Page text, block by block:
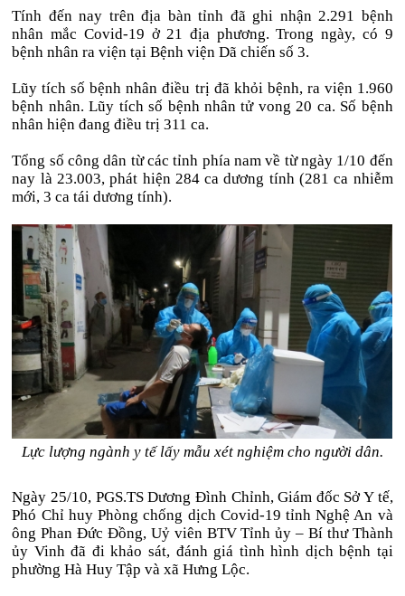
Tính đến nay trên địa bàn tỉnh đã ghi nhận 2.291 bệnh
nhân mắc Covid-19 ở 21 địa phương. Trong ngày, có 9
bệnh nhân ra viện tại Bệnh viện Dã chiến số 3.
Lũy tích số bệnh nhân điều trị đã khỏi bệnh, ra viện 1.960
bệnh nhân. Lũy tích số bệnh nhân tử vong 20 ca. Số bệnh
nhân hiện đang điều trị 311 ca.
Tổng số công dân từ các tỉnh phía nam về từ ngày 1/10 đến
nay là 23.003, phát hiện 284 ca dương tính (281 ca nhiễm
mới, 3 ca tái dương tính).
Lực lượng ngành y tế lấy mẫu xét nghiệm cho người dân.
Ngày 25/10, PGS.TS Dương Đình Chỉnh, Giám đốc Sở Y tế,
Phó Chỉ huy Phòng chống dịch Covid-19 tỉnh Nghệ An và
ông Phan Đức Đồng, Uỷ viên BTV Tỉnh ủy – Bí thư Thành
ủy Vinh đã đi khảo sát, đánh giá tình hình dịch bệnh tại
phường Hà Huy Tập và xã Hưng Lộc.